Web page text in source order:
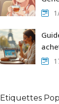
Etiquettes